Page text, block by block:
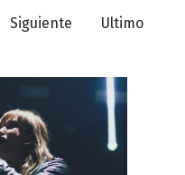
Siguiente Ultimo